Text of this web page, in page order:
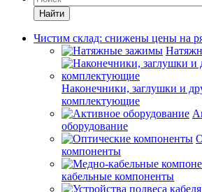
Найти
Чистим склад: снижены цены на
Наконечники, заглушки и
комплектующие
оборудование
компоненты
кабельные компоненты